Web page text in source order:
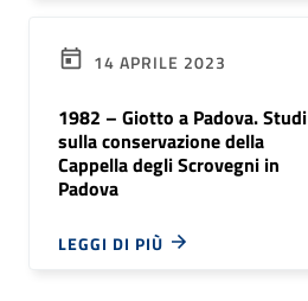
14 APRILE 2023
1982 – Giotto a Padova. Studi
sulla conservazione della
Cappella degli Scrovegni in
Padova
LEGGI DI PIÙ